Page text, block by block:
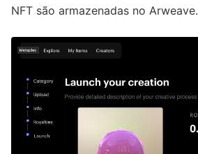
NFT são armazenadas no Arweave.